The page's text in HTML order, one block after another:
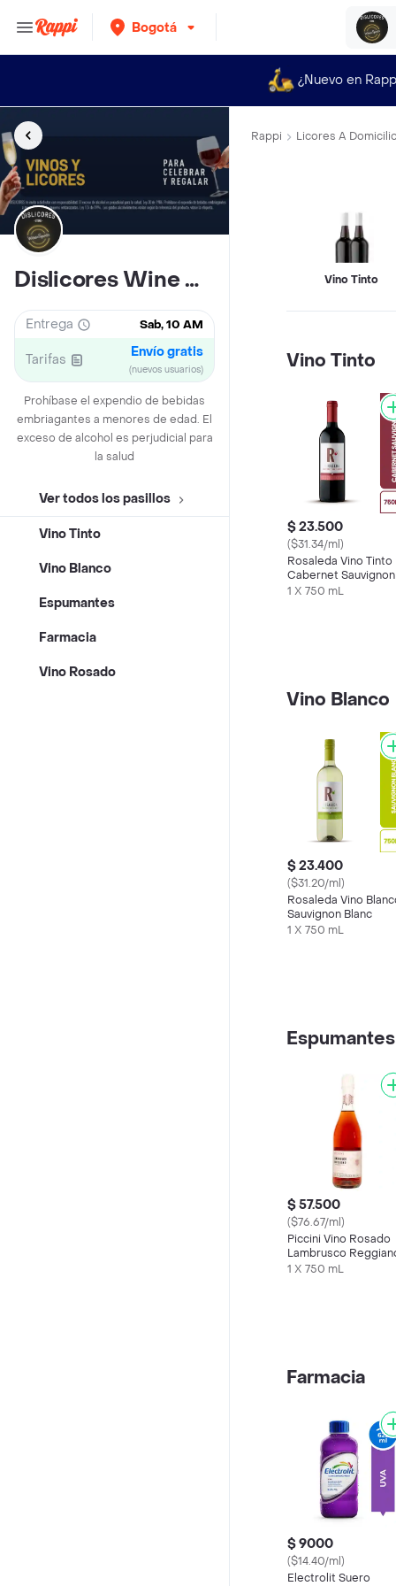
Bogotá
¿Nuevo en
Dislicores Wine Store
Entrega Sab, 10 AM
Tarifas Envío gratis
(nuevos usuarios)
Prohíbase el expendio de bebidas
embriagantes a menores de edad. El
exceso de alcohol es perjudicial para
la salud
Ver todos los pasillos
Vino Tinto
Vino Blanco
Espumantes
Farmacia
Vino Rosado
Rappi Licores A
Vino Tinto
Vino Tinto
$ 23.500
($31.34/ml)
Rosaleda Vino Tinto
Cabernet Sauvignon
1 X 750 mL
Vino Blanco
$ 23.400
($31.20/ml)
Rosaleda Vino
Sauvignon Blanc
1 X 750 mL
Espumantes
$ 57.500
($76.67/ml)
Piccini Vino Rosado
Lambrusco
Rosato Dolce
1 X 750 mL
Farmacia
$ 9000
($14.40/ml)
Electrolit Suero